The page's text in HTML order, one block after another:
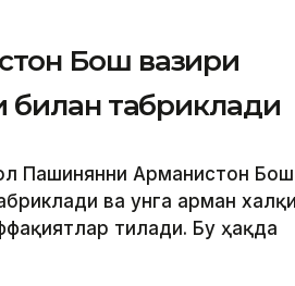
Бош вазири
билан табриклади
Пашинянни Арманистон Бош
ва унга арман халқи
тилади. Бу ҳақда